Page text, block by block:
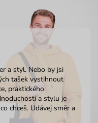
a styl. Nebo by jsi
tašek vystihnout
praktického
a stylu je
chceš. Udávej směr a